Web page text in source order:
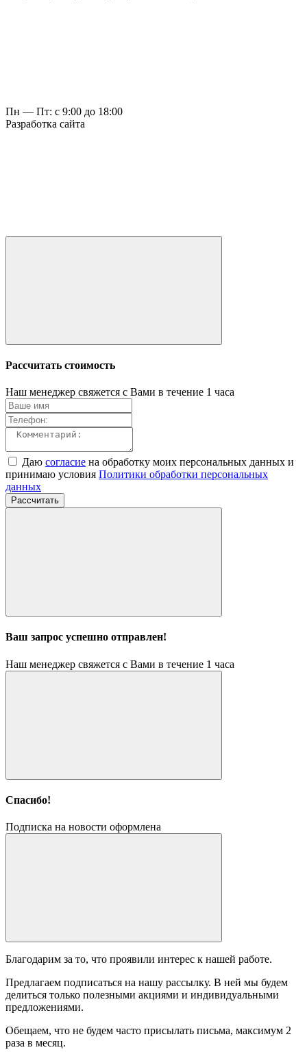
Пн — Пт: с 9:00 до 18:00
Разработка сайта
Рассчитать стоимость
Наш менеджер свяжется с Вами в течение 1 часа
Даю согласие на обработку моих персональных данных и
принимаю условия Политики обработки персональных
данных
Рассчитать
Ваш запрос успешно отправлен!
Наш менеджер свяжется с Вами в течение 1 часа
Спасибо!
Подписка на новости оформлена
Благодарим за то, что проявили интерес к нашей работе.
Предлагаем подписаться на нашу рассылку. В ней мы будем
делиться только полезными акциями и индивидуальными
предложениями.
Обещаем, что не будем часто присылать письма, максимум 2
раза в месяц.